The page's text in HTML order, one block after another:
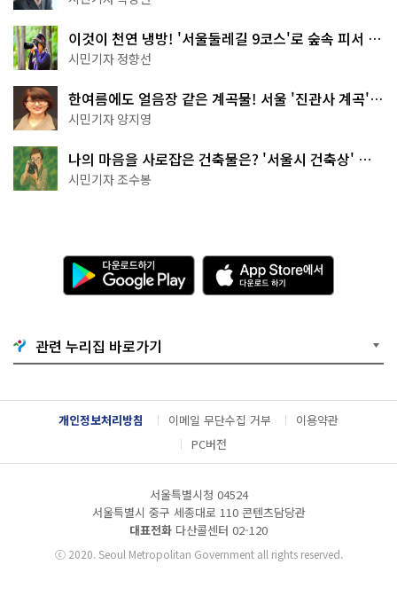
이것이 천연 냉방! '서울둘레길 9코스'로 숲속 피서 떠
나볼까
시민기자 정향선
한여름에도 얼음장 같은 계곡물! 서울 '진관사 계곡'이
천국이네~
시민기자 양지영
나의 마음을 사로잡은 건축물은? '서울시 건축상' 수
상작 공개!
시민기자 조수봉
다
운
로
기
G
o
g
l
e
A
p
p
e
서
다
운
관련 누리집 바로가기
개인정보처리방침 이메일 무단수집 거부
이용약관
PC버전
서울특별시청 04524
서울특별시 중구 세종대로 110 콘텐츠담당관
대표전화 다산콜센터 02-120
ⓒ2020. Seoul Metropolitan Government all rights reserved.